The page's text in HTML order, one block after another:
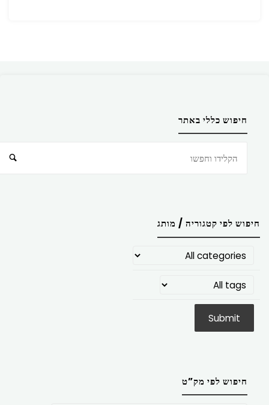
חיפוש כללי באתר
חיפוש לפי קטגוריה / מותג
חיפוש לפי מק”ט